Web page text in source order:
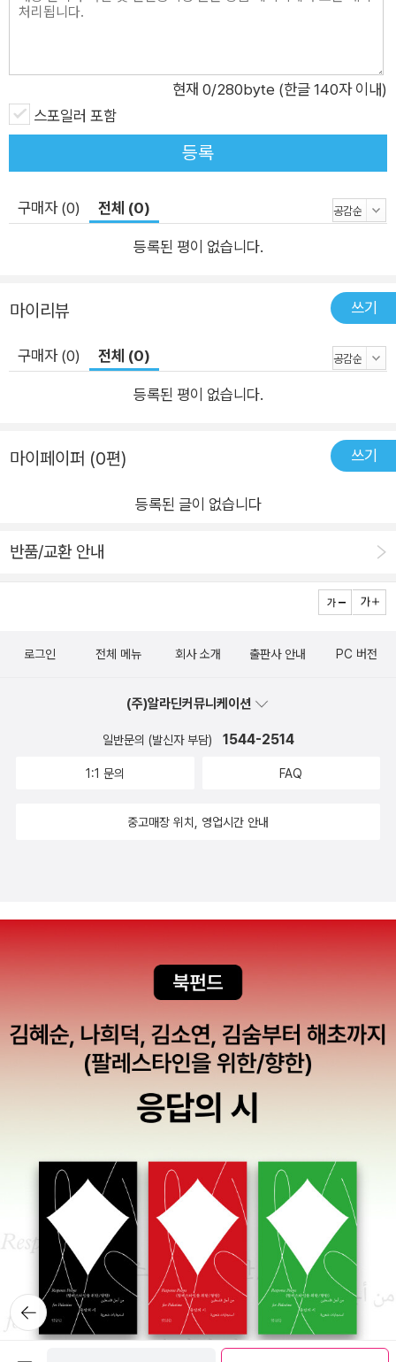
현재 0/280byte (한글 140자 이내)
스포일러 포함
등록
구매자 (0) 전체 (0)
등록된 평이 없습니다.
마이리뷰 쓰기
구매자 (0) 전체 (0)
등록된 평이 없습니다.
마이페이퍼 (0편) 쓰기
등록된 글이 없습니다
반품/교환 안내
뒤로가
기
로그인 전체 메뉴 회사 소개 출판사 안내 PC 버전
(주)알라딘커뮤니케이션
일반문의 (발신자 부담) 1544-2514
1:1 문의 FAQ
중고매장 위치, 영업시간 안내